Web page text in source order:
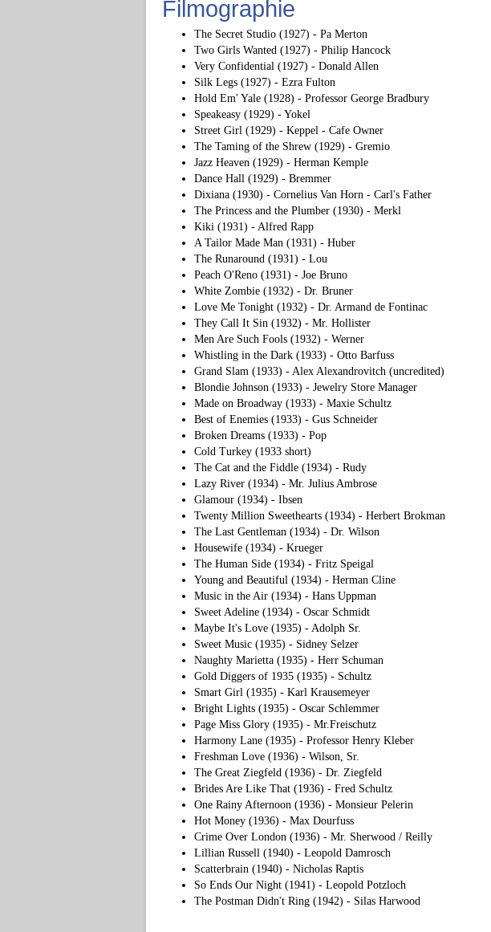
Filmographie
The Secret Studio (1927) - Pa Merton
Two Girls Wanted (1927) - Philip Hancock
Very Confidential (1927) - Donald Allen
Silk Legs (1927) - Ezra Fulton
Hold Em' Yale (1928) - Professor George Bradbury
Speakeasy (1929) - Yokel
Street Girl (1929) - Keppel - Cafe Owner
The Taming of the Shrew (1929) - Gremio
Jazz Heaven (1929) - Herman Kemple
Dance Hall (1929) - Bremmer
Dixiana (1930) - Cornelius Van Horn - Carl's Father
The Princess and the Plumber (1930) - Merkl
Kiki (1931) - Alfred Rapp
A Tailor Made Man (1931) - Huber
The Runaround (1931) - Lou
Peach O'Reno (1931) - Joe Bruno
White Zombie (1932) - Dr. Bruner
Love Me Tonight (1932) - Dr. Armand de Fontinac
They Call It Sin (1932) - Mr. Hollister
Men Are Such Fools (1932) - Werner
Whistling in the Dark (1933) - Otto Barfuss
Grand Slam (1933) - Alex Alexandrovitch (uncredited)
Blondie Johnson (1933) - Jewelry Store Manager
Made on Broadway (1933) - Maxie Schultz
Best of Enemies (1933) - Gus Schneider
Broken Dreams (1933) - Pop
Cold Turkey (1933 short)
The Cat and the Fiddle (1934) - Rudy
Lazy River (1934) - Mr. Julius Ambrose
Glamour (1934) - Ibsen
Twenty Million Sweethearts (1934) - Herbert Brokman
The Last Gentleman (1934) - Dr. Wilson
Housewife (1934) - Krueger
The Human Side (1934) - Fritz Speigal
Young and Beautiful (1934) - Herman Cline
Music in the Air (1934) - Hans Uppman
Sweet Adeline (1934) - Oscar Schmidt
Maybe It's Love (1935) - Adolph Sr.
Sweet Music (1935) - Sidney Selzer
Naughty Marietta (1935) - Herr Schuman
Gold Diggers of 1935 (1935) - Schultz
Smart Girl (1935) - Karl Krausemeyer
Bright Lights (1935) - Oscar Schlemmer
Page Miss Glory (1935) - Mr.Freischutz
Harmony Lane (1935) - Professor Henry Kleber
Freshman Love (1936) - Wilson, Sr.
The Great Ziegfeld (1936) - Dr. Ziegfeld
Brides Are Like That (1936) - Fred Schultz
One Rainy Afternoon (1936) - Monsieur Pelerin
Hot Money (1936) - Max Dourfuss
Crime Over London (1936) - Mr. Sherwood / Reilly
Lillian Russell (1940) - Leopold Damrosch
Scatterbrain (1940) - Nicholas Raptis
So Ends Our Night (1941) - Leopold Potzloch
The Postman Didn't Ring (1942) - Silas Harwood